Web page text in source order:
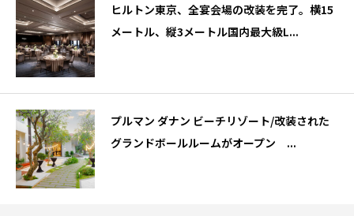
ヒルトン東京、全宴会場の改装を完了。横15
メートル、縦3メートル国内最大級L...
プルマン ダナン ビーチリゾート/改装された
グランドボールルームがオープン ...